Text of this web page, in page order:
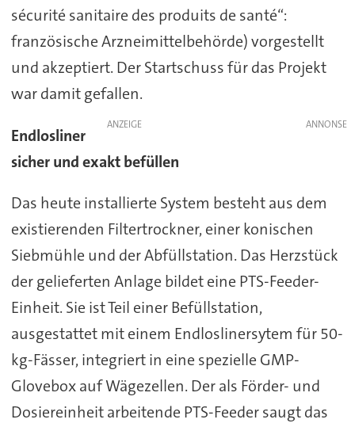
sécurité sanitaire des produits de santé“:
französische Arzneimittelbehörde) vorgestellt
und akzeptiert. Der Startschuss für das Projekt
war damit gefallen.
ANZEIGE
Endlosliner
sicher und exakt befüllen
Das heute installierte System besteht aus dem
existierenden Filtertrockner, einer konischen
Siebmühle und der Abfüllstation. Das Herzstück
der gelieferten Anlage bildet eine PTS-Feeder-
Einheit. Sie ist Teil einer Befüllstation,
ausgestattet mit einem Endloslinersytem für 50-
kg-Fässer, integriert in eine spezielle GMP-
Glovebox auf Wägezellen. Der als Förder- und
Dosiereinheit arbeitende PTS-Feeder saugt das